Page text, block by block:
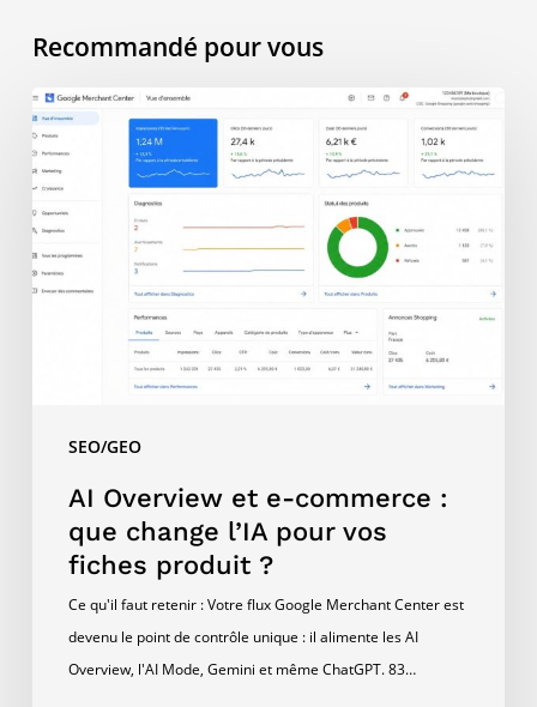
Recommandé pour vous
SEO/GEO
AI
Overview
et
e-
commerce
:
que
fiches
produit
AI Overview et e-commerce :
que change l’IA pour vos
fiches produit ?
Ce qu'il faut retenir : Votre flux Google Merchant Center est
devenu le point de contrôle unique : il alimente les AI
Overview, l'AI Mode, Gemini et même ChatGPT. 83…